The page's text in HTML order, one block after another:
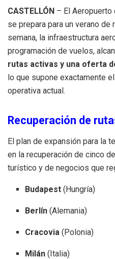
CASTELLÓN – El
se prepara para un verano
semana, la infraestructura
programación de vuelos,
rutas activas y una oferta
lo que supone exactamente
operativa actual.
Recuperación de
El plan de expansión para la
en la recuperación de cinco
turístico y de negocios que
Budapest (Hungría)
Berlín (Alemania)
Cracovia (Polonia)
Milán (Italia)